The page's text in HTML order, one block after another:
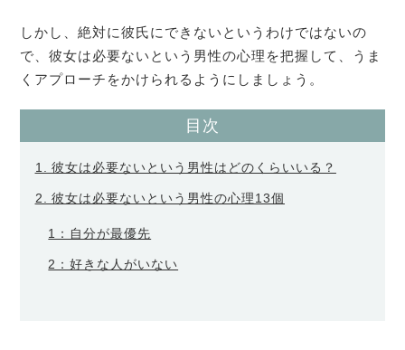
しかし、絶対に彼氏にできないというわけではないの
で、彼女は必要ないという男性の心理を把握して、うま
くアプローチをかけられるようにしましょう。
目次
1. 彼女は必要ないという男性はどのくらいいる？
2. 彼女は必要ないという男性の心理13個
1：自分が最優先
2：好きな人がいない